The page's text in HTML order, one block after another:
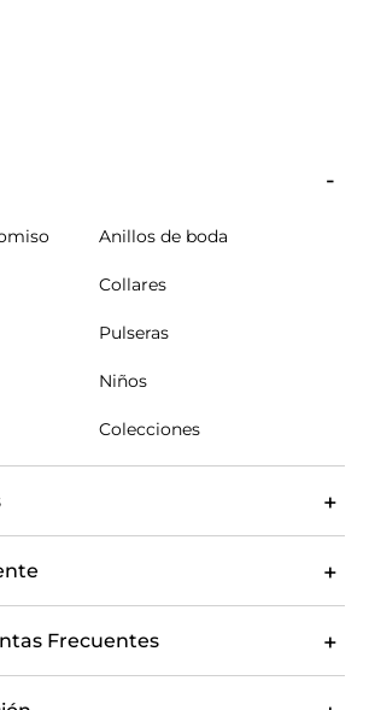
collares y pulseras de diseño
agregar a tu colección de
la elegancia y sofisticación de la
Anillos de boda
Collares
Pulseras
Niños
Colecciones
Frecuentes